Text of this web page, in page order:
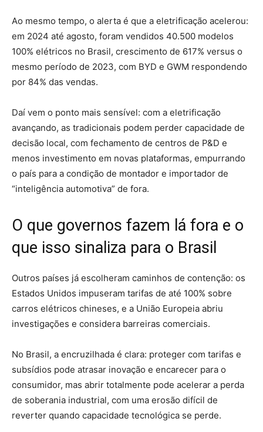
Ao mesmo tempo, o alerta é que a eletrificação acelerou:
em 2024 até agosto, foram vendidos 40.500 modelos
100% elétricos no Brasil, crescimento de 617% versus o
mesmo período de 2023, com BYD e GWM respondendo
por 84% das vendas.
Daí vem o ponto mais sensível: com a eletrificação
avançando, as tradicionais podem perder capacidade de
decisão local, com fechamento de centros de P&D e
menos investimento em novas plataformas, empurrando
o país para a condição de montador e importador de
“inteligência automotiva” de fora.
O que governos fazem lá fora e o
que isso sinaliza para o Brasil
Outros países já escolheram caminhos de contenção: os
Estados Unidos impuseram tarifas de até 100% sobre
carros elétricos chineses, e a União Europeia abriu
investigações e considera barreiras comerciais.
No Brasil, a encruzilhada é clara: proteger com tarifas e
subsídios pode atrasar inovação e encarecer para o
consumidor, mas abrir totalmente pode acelerar a perda
de soberania industrial, com uma erosão difícil de
reverter quando capacidade tecnológica se perde.